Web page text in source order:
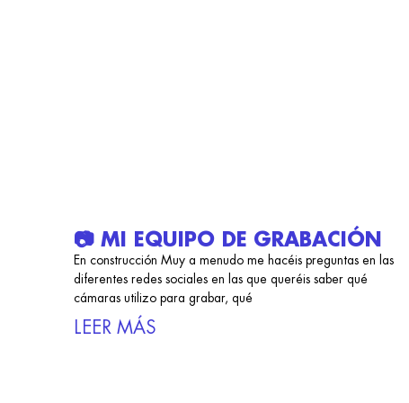
📷 MI EQUIPO DE GRABACIÓN
En construcción Muy a menudo me hacéis preguntas en las
diferentes redes sociales en las que queréis saber qué
cámaras utilizo para grabar, qué
LEER MÁS